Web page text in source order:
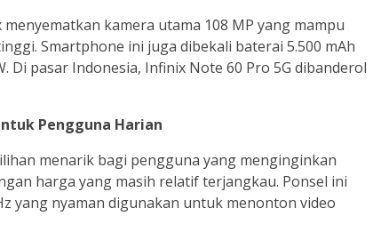
kamera utama 108 MP yang mampu
Smartphone ini juga dibekali baterai 5.500 mAh
Di pasar Indonesia, Infinix Note 60 Pro 5G dibanderol
Pengguna Harian
menarik bagi pengguna yang menginginkan
harga yang masih relatif terjangkau. Ponsel ini
yang nyaman digunakan untuk menonton video